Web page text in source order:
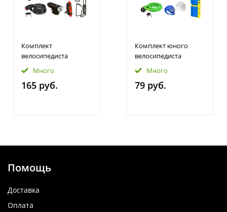
Комплект
велосипедиста
Много
165 руб.
Комплект юного
велосипедиста
Много
79 руб.
Помощь
Доставка
Оплата